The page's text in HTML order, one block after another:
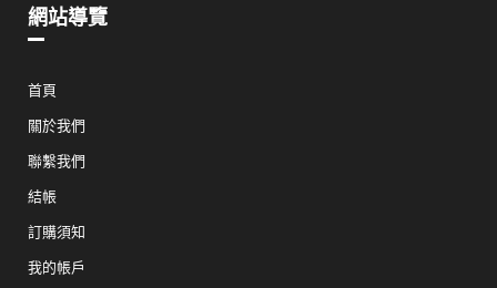
網站導覽
首頁
關於我們
聯繫我們
結帳
訂購須知
我的帳戶